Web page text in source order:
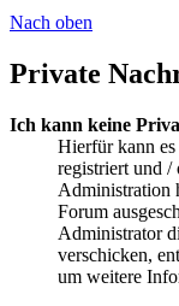
Nach oben
Private
Ich kann keine
Hierfür kann
registriert und /
Administration
Forum
Administrator
verschicken,
um weitere